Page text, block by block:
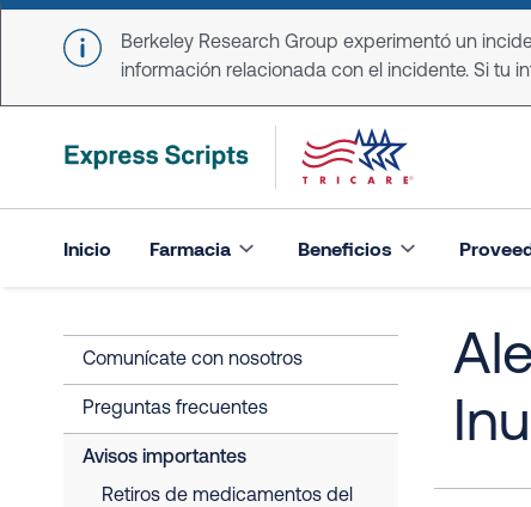
Skip to main content
Berkeley Research Group experimentó un
información relacionada con el incidente. Si tu
Inicio Farmacia Beneficios
Comunícate con nosotros
Preguntas frecuentes
Avisos importantes
Retiros de medicamentos del